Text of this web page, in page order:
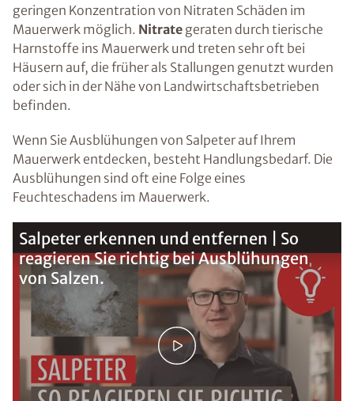
geringen Konzentration von Nitraten Schäden im
Mauerwerk möglich. Nitrate geraten durch tierische
Harnstoffe ins Mauerwerk und treten sehr oft bei
Häusern auf, die früher als Stallungen genutzt wurden
oder sich in der Nähe von Landwirtschaftsbetrieben
befinden.
Wenn Sie Ausblühungen von Salpeter auf Ihrem
Mauerwerk entdecken, besteht Handlungsbedarf. Die
Ausblühungen sind oft eine Folge eines
Feuchteschadens im Mauerwerk.
Salpeter erkennen und entfernen | So
reagieren Sie richtig bei Ausblühungen
von Salzen.